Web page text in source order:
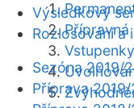
Přípravná
Výsledkový
Rozlosování a
Sezóna 2019/
Příprava